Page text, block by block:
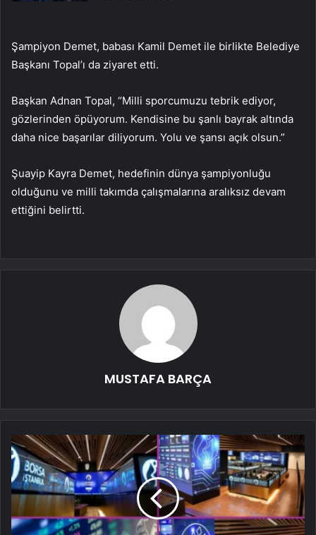
Şampiyon Demet, babası Kamil Demet ile birlikte Belediye
Başkanı Topal’ı da ziyaret etti.
Başkan Adnan Topal, “Milli sporcumuzu tebrik ediyor,
gözlerinden öpüyorum. Kendisine bu şanlı bayrak altında
daha nice başarılar diliyorum. Yolu ve şansı açık olsun.”
Şuayip Kayra Demet, hedefinin dünya şampiyonluğu
olduğunu ve milli takımda çalışmalarına aralıksız devam
ettiğini belirtti.
MUSTAFA BARÇA